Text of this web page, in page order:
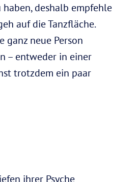
deshalb empfehle
auf die Tanzfläche.
ganz neue Person
– entweder in einer
trotzdem ein paar
ihrer Psyche